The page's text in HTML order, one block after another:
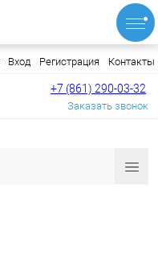
Вход Регистрация Контакты
+7 (861) 290-03-32
Заказать звонок